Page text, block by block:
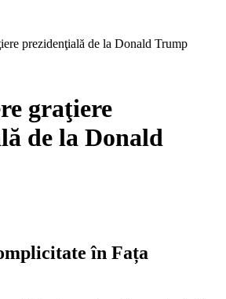
prezidenţială de la Donald Trump
graţiere
de la Donald
în Fața